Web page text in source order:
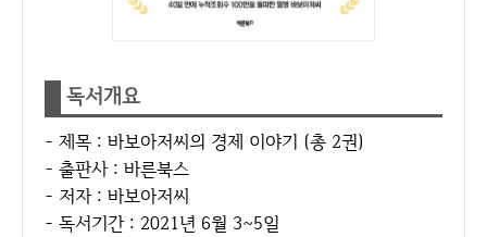
독서개요
- 제목 : 바보아저씨의 경제 이야기 (총 2권)
- 출판사 : 바른북스
- 저자 : 바보아저씨
- 독서기간 : 2021년 6월 3~5일